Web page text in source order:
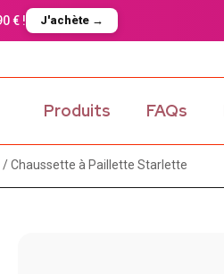
€ ! J'achète →
Produits FAQs
/ Chaussette à Paillette Starlette